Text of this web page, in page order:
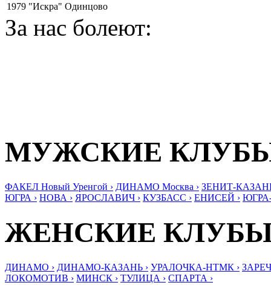
1979 "Искра" Одинцово
За нас болеют:
МУЖСКИЕ
ФАКЕЛ Новый Уренгой › ДИНАМО Москва › ЗЕНИТ-
ЮГРА › НОВА › ЯРОСЛАВИЧ › КУЗБАСС › ЕНИСЕЙ ›
ЖЕНСКИЕ
ДИНАМО › ДИНАМО-КАЗАНЬ › УРАЛОЧКА-НТМК ›
ЛОКОМОТИВ › МИНСК › ТУЛИЦА › СПАРТА ›